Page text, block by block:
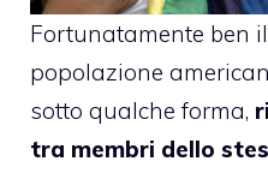
Fortunatamente ben il
popolazione
sotto qualche forma,
tra membri dello